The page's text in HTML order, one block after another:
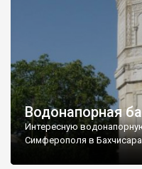
Водонапорная
Интересную
Симферополя в